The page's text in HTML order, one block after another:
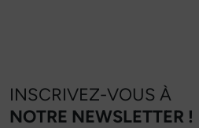
INSCRIVEZ-VOUS À
NOTRE NEWSLETTER !